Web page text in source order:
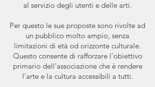
al servizio degli utenti e delle arti.
Per questo le sue proposte sono rivolte ad
un pubblico molto ampio, senza
limitazioni di età od orizzonte culturale.
Questo consente di rafforzare l'obiettivo
primario dell'associazione che è rendere
l'arte e la cultura accessibili a tutti.